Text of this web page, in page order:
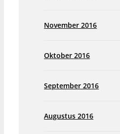
November 2016
Oktober 2016
September 2016
Augustus 2016